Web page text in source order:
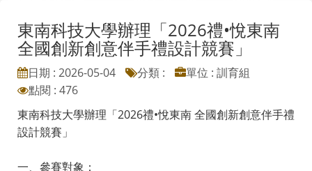
東南科技大學辦理「2026禮•悅東南
全國創新創意伴手禮設計競賽」
日期 : 2026-05-04 分類 :
單位 : 訓育組
點閱 : 476
東南科技大學辦理「2026禮•悅東南 全國創新創意伴手禮
設計競賽」
一、參賽對象：